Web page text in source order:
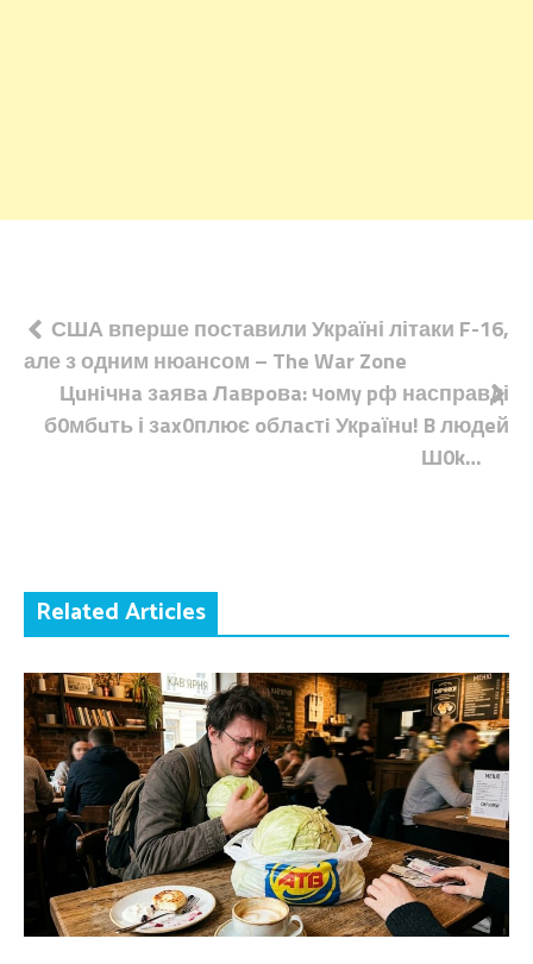
Навігація
записів
США вперше поставили Україні літаки F-16,
але з одним нюансом – The War Zone
Цuнiчнa зaявa Лaвpoвa: чoмy pф насправді
б0мбuть і зax0плює oблacтi Укpaїнu! B людeй
Ш0k…
Related Articles